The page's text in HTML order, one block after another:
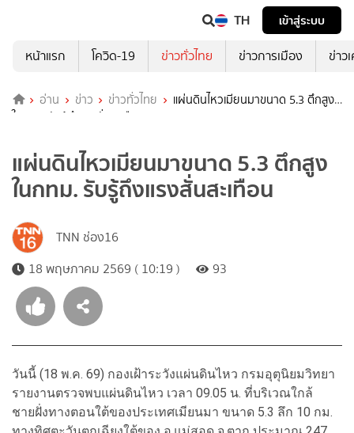
TH
เข้าสู่ระบบ
หน้าแรก
โควิด-19 ข่าวทั่วไทย ข่าวการเมือง ข่าว
อ่าน ข่าว ข่าวทั่วไทย
แผ่นดินไหวเมียนมาขนาด 5.3 ตึกสูง
ในกทม. รับรู้ถึงแรงสั่นสะเทือน
แผ่นดินไหวเมียนมาขนาด 5.3 ตึกสูง
ในกทม. รับรู้ถึงแรงสั่นสะเทือน
TNN ช่อง16
18 พฤษภาคม 2569 ( 10:19 )
93
วันนี้ (18 พ.ค. 69) กองเฝ้าระวังแผ่นดินไหว กรมอุตุนิยมวิทยา
รายงานตรวจพบแผ่นดินไหว เวลา 09.05 น. ที่บริเวณใกล้
ชายฝั่งทางตอนใต้ของประเทศเมียนมา ขนาด 5.3 ลึก 10 กม.